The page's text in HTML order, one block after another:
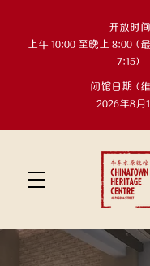
开放时间
上午 10:00 至晚上 8:00（
7:15）
闭馆日期（维
2026年8月